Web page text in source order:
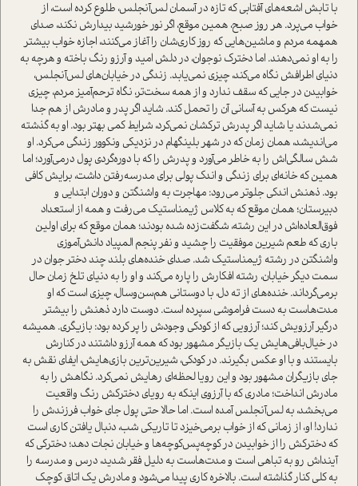
با تابش اشعه‌های آفتابی که تازه در آسمان لس‌آنجلس، طلوع کرده است، از
خواب می‌پرد. هر روز صبح، همین موقع، اگر نور خورشید بیدارش نکند، صدای
همهمه مردم و ماشین‌هایی که روز کاری‌شان را آغاز می‌کنند، اجازه خواب بیشتر
را به او نمی‌دهند. اما دخترک نوجوان، در دلش امید و آرزو رنگ باخته و هرچه به
دنیای اطرافش نگاه می‌کند، چیزی نمی‌یابد. زندگی در خیابان‌های لس‌آنجلس،
خوابیدن در جایی که سقف ندارد و از همه سخت‌تر، نگاه ترحم‌آمیز مردم، چیزی
نیست که هرکس به آسانی آن را تحمل کند. شاید اگر پدر و مادرش از هم جدا
نمی‌شدند یا شاید اگر پدرش ترکشان نمی‌کرد، شرایط کمی بهتر بود. او به گذشته
می‌اندیشد، همان زمان که در شهر بلينگهام در نزدیکی ونکوور زندگی می‌کرد. او
شش سالگی‌اش را به خاطر می‌آورد و پدرش را که با دوره‌گردی پول در‌می‌آورد؛ اما
همین که خانه‌ای برای زندگی و اندک پولی برای مدرسه‌رفتن داشت، برایش کافی
بود. ذهنش اندکی جلوتر می‌رود: مهاجرت به واشنگتن و دوران ابتدایی و
دبیرستان؛ همان موقع که به کلاس ژیمناستیک می‌رفت و همه از استعداد
فوق‌العاده‌اش در این رشته، شگفت‌زده شده بودند؛ همان موقع که برای اولین
باری که طعم شیرین موفقیت را چشید و نفر پنجم المپیاد دانش‌آموزی
واشنگتن در رشته ژیمناستیک شد. صدای خنده‌های بلند چند دختر جوان در
سمت دیگر خیابان، رشته افکارش را پاره می‌کند و او را به دنیای تلخ زمان حال
بر‌می‌گرداند. خنده‌های از ته دل، با دوستانی هم‌سن‌و‌سال، چیزی است که او
مدت‌هاست به دست فراموشی سپرده است. دوست دارد ذهنش را بیشتر
درگیر آرزویش کند؛ آرزویی که از کودکی وجودش را پر کرده بود: بازیگری. همیشه
در خیال‌بافی‌هایش یک بازیگر مشهور بود که همه آرزو داشتند در کنارش
بایستند و با او عکس بگیرند. در کودکی، شیرین‌ترین بازی‌هایش، ایفای نقش به
جای بازیگران مشهور بود و این رویا لحظه‌ای رهایش نمی‌کرد. نگاهش را به
مادرش انداخت؛ مادری که با آرزوی اینکه به رویای دخترکش رنگ واقعیت
می‌بخشد، به لس‌آنجلس آمده است. اما حالا حتی پول جای خواب فرزندش را
ندارد! او، از زمانی که از خواب بر‌می‌خیزد تا تاریکی شب، دنبال یافتن کاری است
که دخترکش را از خوابیدن در کوچه‌پس‌کوچه‌ها و خیابان نجات دهد؛ دخترکی که
آیند‌اش رو به تباهی است و مدت‌هاست به دلیل فقر شدید، درس و مدرسه را
به کلی کنار گذاشته است. بالاخره کاری پیدا می‌شود و مادرش یک اتاق کوچک